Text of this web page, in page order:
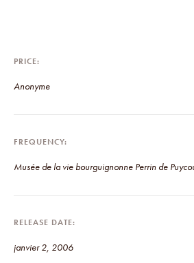
PRICE
Anonyme
FREQUENCY
Musée de la vie bourguignonne Perrin de
RELEASE DATE
janvier 2, 2006